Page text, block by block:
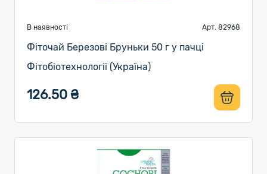
В наявності Арт. 82968
Фіточай Березові Бруньки 50 г у пачці
Фітобіотехнології (Україна)
126.50 ₴